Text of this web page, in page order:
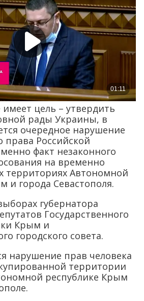
цель – утвердить
рады Украины, в
очередное нарушение
права Российской
факт незаконного
на временно
территориях Автономной
и города Севастополя.
губернатора
Государственного
Крым и
городского совета.
нарушение прав человека
территории
республике Крым